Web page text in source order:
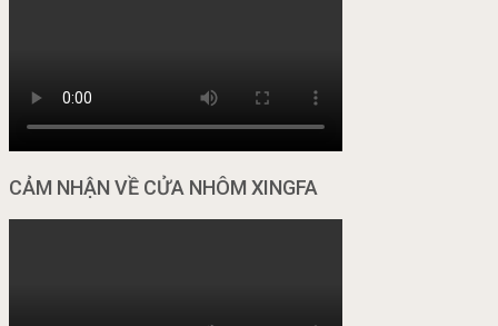
CẢM NHẬN VỀ CỬA NHÔM XINGFA